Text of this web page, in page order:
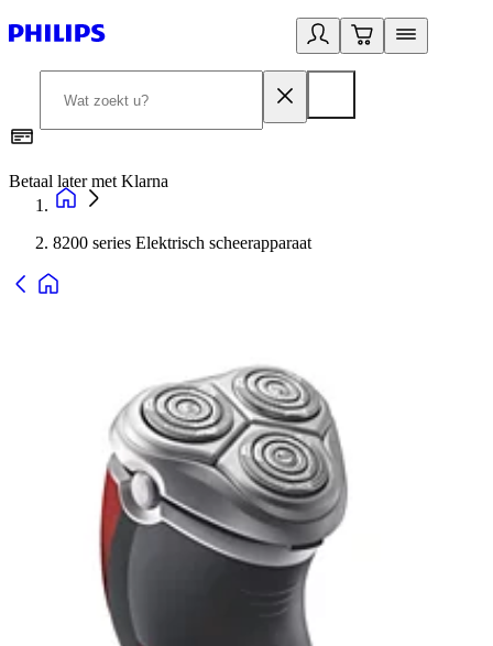
Betaal later met Klarna
8200 series Elektrisch scheerapparaat